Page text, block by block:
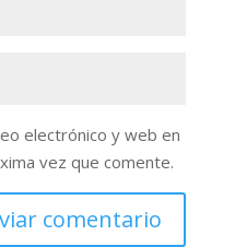
electrónico y web en
vez que comente.